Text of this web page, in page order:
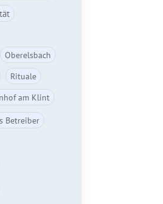
Oberelsbach
Rituale
am Klint
Betreiber